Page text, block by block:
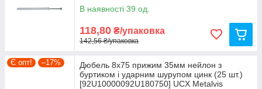
В наявності 39 од.
118,80 ₴/упаковка
142,56 ₴/упаковка
Є опт! –17%
Дюбель 8х75 прижим 35мм нейлон з
буртиком і ударним шурупом цинк (25 шт.)
[92U10000092U180750] UCX Metalvis